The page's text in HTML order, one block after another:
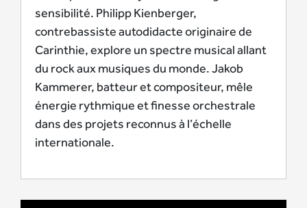
sensibilité. Philipp Kienberger,
contrebassiste autodidacte originaire de
Carinthie, explore un spectre musical allant
du rock aux musiques du monde. Jakob
Kammerer, batteur et compositeur, mêle
énergie rythmique et finesse orchestrale
dans des projets reconnus à l’échelle
internationale.